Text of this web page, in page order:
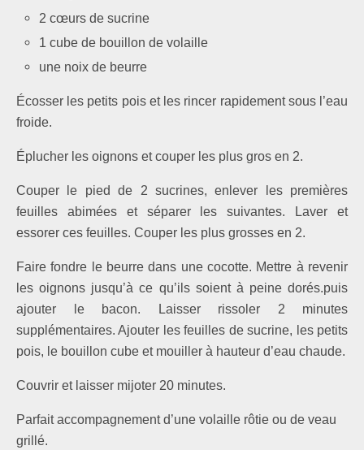
2 cœurs de sucrine
1 cube de bouillon de volaille
une noix de beurre
Écosser les petits pois et les rincer rapidement sous l’eau
froide.
Éplucher les oignons et couper les plus gros en 2.
Couper le pied de 2 sucrines, enlever les premières
feuilles abimées et séparer les suivantes. Laver et
essorer ces feuilles. Couper les plus grosses en 2.
Faire fondre le beurre dans une cocotte. Mettre à revenir
les oignons jusqu’à ce qu’ils soient à peine dorés.puis
ajouter le bacon. Laisser rissoler 2 minutes
supplémentaires. Ajouter les feuilles de sucrine, les petits
pois, le bouillon cube et mouiller à hauteur d’eau chaude.
Couvrir et laisser mijoter 20 minutes.
Parfait accompagnement d’une volaille rôtie ou de veau
grillé.